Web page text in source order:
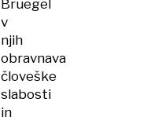
Bruegel
v
njih
obravnava
človeške
slabosti
in